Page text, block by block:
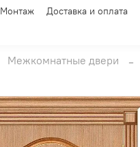
Монтаж Доставка и оплата
Межкомнатные двери